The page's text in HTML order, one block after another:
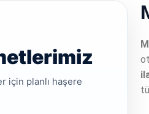
için planlı haşere